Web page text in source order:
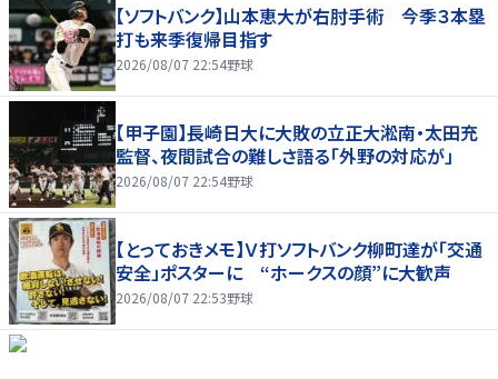
【ソフトバンク】山本恵大が右肘手術 今季３本塁
打も来季復帰目指す
2026/08/07 22:54野球
【甲子園】長崎日大に大敗の立正大淞南・太田充
監督、夜間試合の難しさ語る「外野の対応が」
2026/08/07 22:54野球
【とっておきメモ】Ｖ打ソフトバンク柳町達が「交通
安全」ポスターに “ホークスの顔”に大歓声
2026/08/07 22:53野球